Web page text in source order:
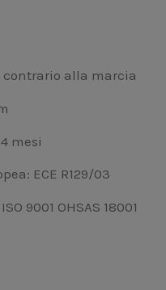
contrario alla marcia
mesi
ECE R129/03
9001 OHSAS 18001